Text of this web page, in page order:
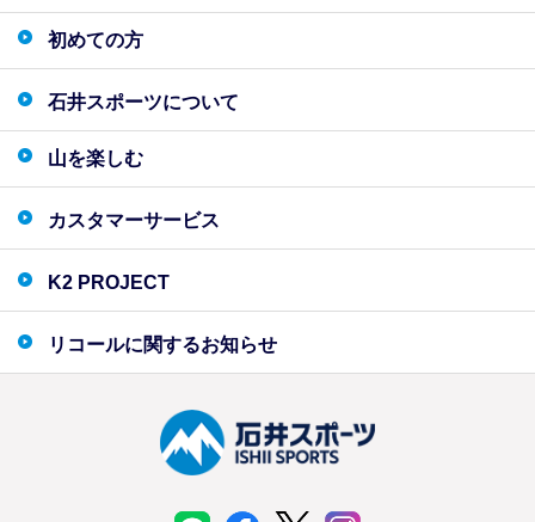
初めての方
石井スポーツについて
山を楽しむ
カスタマーサービス
K2 PROJECT
リコールに関するお知らせ